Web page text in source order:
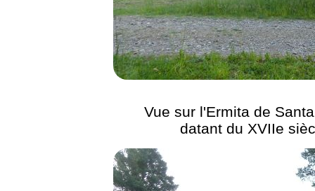
Vue sur l'Ermita de
datant du XVIIe